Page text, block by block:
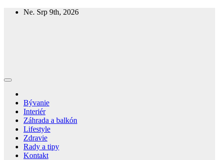
Skip
Ne. Srp 9th, 2026
Bývanie
Interiér
Záhrada a balkón
Lifestyle
Zdravie
Rady a tipy
Kontakt